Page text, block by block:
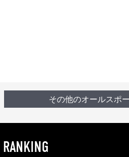
その他のオールスポ
RANKING